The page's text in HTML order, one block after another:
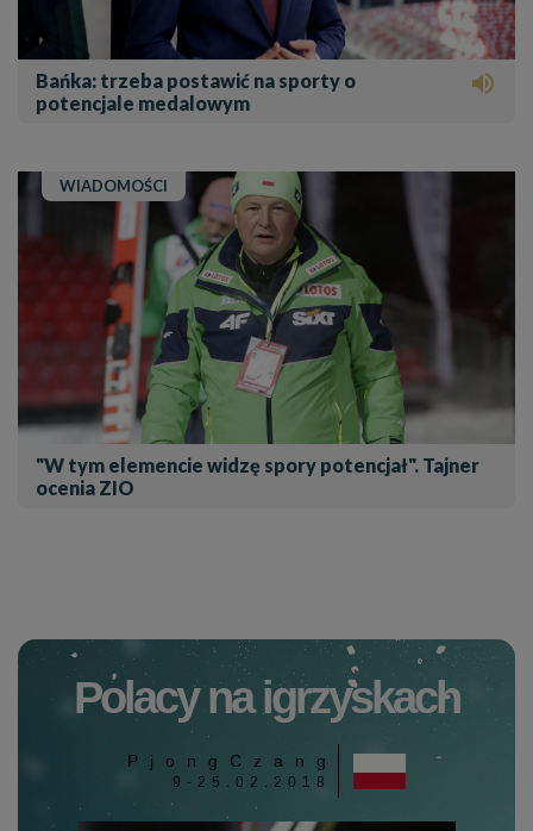

Bańka: trzeba postawić na sporty o
potencjale medalowym
"W tym elemencie widzę spory potencjał". Tajner
ocenia ZIO
WIADOMOŚCI
Polacy na igrzyskach
PjongCzang
9-25.02.2018